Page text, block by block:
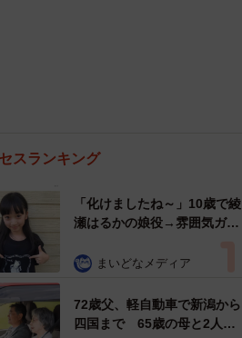
スランキング
「化けましたね～」10歳で綾
瀬はるかの娘役→雰囲気ガラ
雰囲気が」「宝塚に入れそ
まいどなメディア
72歳父、軽自動車で新潟から
四国まで 65歳の母と2人で